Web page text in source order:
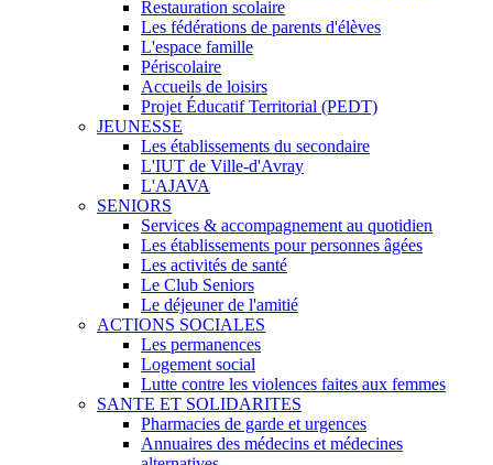
Restauration scolaire
Les fédérations de parents d'élèves
L'espace famille
Périscolaire
Accueils de loisirs
Projet Éducatif Territorial (PEDT)
JEUNESSE
Les établissements du secondaire
L'IUT de Ville-d'Avray
L'AJAVA
SENIORS
Services & accompagnement au quotidien
Les établissements pour personnes âgées
Les activités de santé
Le Club Seniors
Le déjeuner de l'amitié
ACTIONS SOCIALES
Les permanences
Logement social
Lutte contre les violences faites aux femmes
SANTE ET SOLIDARITES
Pharmacies de garde et urgences
Annuaires des médecins et médecines